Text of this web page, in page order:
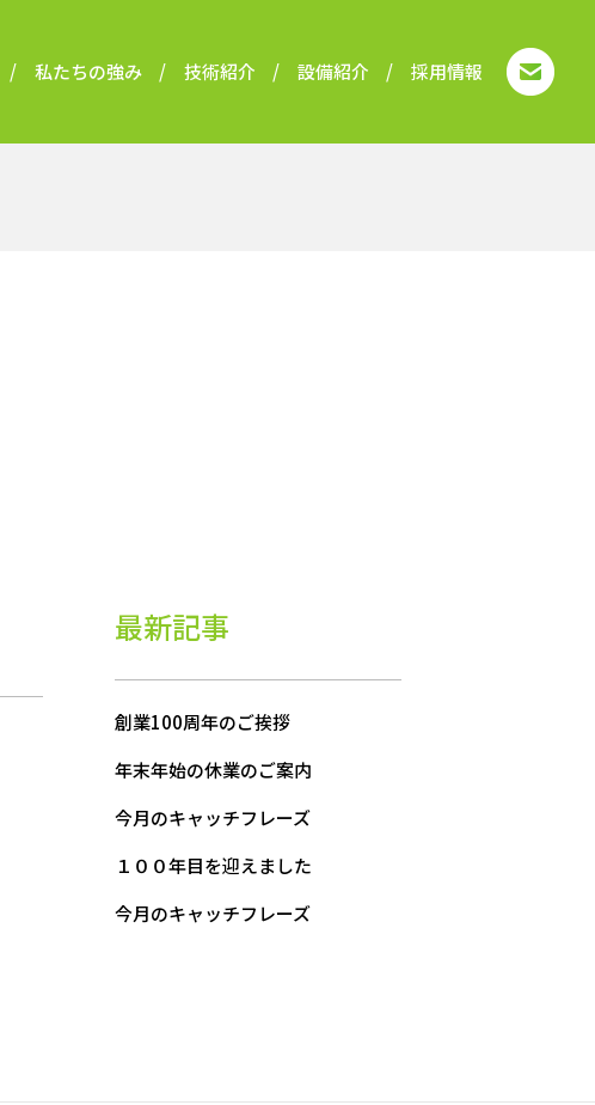
私たちの強み 技術紹介 設備紹介 採用情報
最新記事
創業100周年のご挨拶
年末年始の休業のご案内
今月のキャッチフレーズ
１００年目を迎えました
今月のキャッチフレーズ